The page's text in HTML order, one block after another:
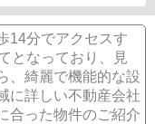
14分でアクセスす
となっており、見
、綺麗で機能的な設
に詳しい不動産会社
合った物件のご紹介